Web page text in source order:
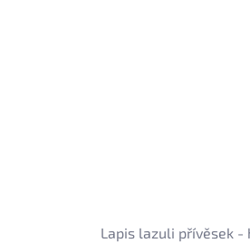
Lapis lazuli přívěsek -